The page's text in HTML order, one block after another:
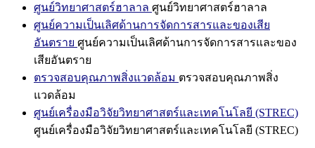
ศูนย์วิทยาศาสตร์ฮาลาล ศูนย์วิทยาศาสตร์ฮาลาล
ศูนย์ความเป็นเลิศด้านการจัดการสารและของเสีย
อันตราย ศูนย์ความเป็นเลิศด้านการจัดการสารและของ
เสียอันตราย
ตรวจสอบคุณภาพสิ่งแวดล้อม ตรวจสอบคุณภาพสิ่ง
แวดล้อม
ศูนย์เครื่องมือวิจัยวิทยาศาสตร์และเทคโนโลยี (STREC)
ศูนย์เครื่องมือวิจัยวิทยาศาสตร์และเทคโนโลยี (STREC)